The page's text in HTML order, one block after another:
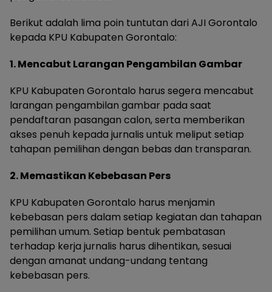
Berikut adalah lima poin tuntutan dari AJI Gorontalo
kepada KPU Kabupaten Gorontalo:
1. Mencabut Larangan Pengambilan Gambar
KPU Kabupaten Gorontalo harus segera mencabut
larangan pengambilan gambar pada saat
pendaftaran pasangan calon, serta memberikan
akses penuh kepada jurnalis untuk meliput setiap
tahapan pemilihan dengan bebas dan transparan.
2. Memastikan Kebebasan Pers
KPU Kabupaten Gorontalo harus menjamin
kebebasan pers dalam setiap kegiatan dan tahapan
pemilihan umum. Setiap bentuk pembatasan
terhadap kerja jurnalis harus dihentikan, sesuai
dengan amanat undang-undang tentang
kebebasan pers.